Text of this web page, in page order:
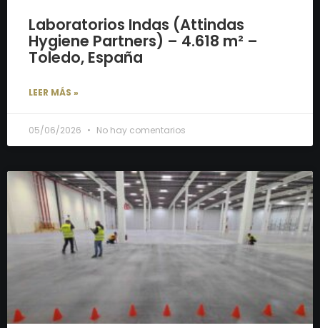
Laboratorios Indas (Attindas
Hygiene Partners) – 4.618 m² –
Toledo, España
LEER MÁS »
05/06/2026 No hay comentarios